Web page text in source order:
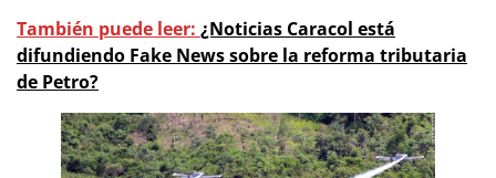
También puede leer: ¿Noticias Caracol está
difundiendo Fake News sobre la reforma tributaria
de Petro?